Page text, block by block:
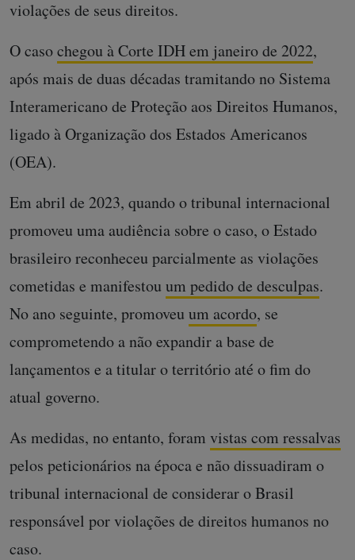
violações de seus direitos.
O casochegou à Corte IDH em janeiro de 2022,
após mais de duas décadas tramitando no Sistema
Interamericano de Proteção aos Direitos Humanos,
ligado à Organização dos Estados Americanos
(OEA).
Em abril de 2023, quando o tribunal internacional
promoveu uma audiência sobre o caso, o Estado
brasileiro reconheceu parcialmente as violações
cometidas e manifestou um pedido de desculpas.
No ano seguinte, promoveu um acordo, se
comprometendo a não expandir a base de
lançamentos e a titular o território até o fim do
atual governo.
As medidas, no entanto, foram vistas com ressalvas
pelos peticionários na época e não dissuadiram o
tribunal internacional de considerar o Brasil
responsável por violações de direitos humanos no
caso.